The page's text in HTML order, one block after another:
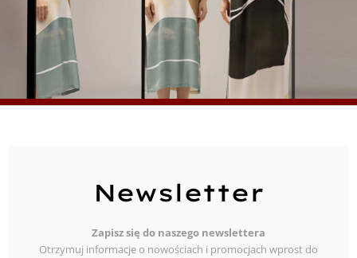
Newsletter
Zapisz się do naszego newslettera
Otrzymuj informacje o nowościach i promocjach wprost do